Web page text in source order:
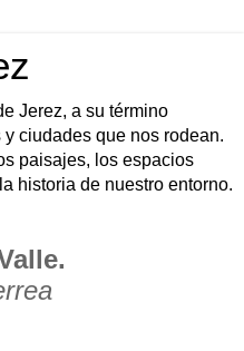
Jerez, a su término
ciudades que nos rodean.
paisajes, los espacios
historia de nuestro entorno.